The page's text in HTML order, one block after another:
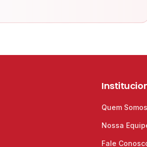
Quem Somos
Nossa
Fale